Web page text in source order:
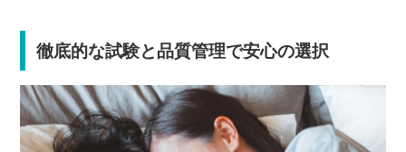
徹底的な試験と品質管理で安心の選択